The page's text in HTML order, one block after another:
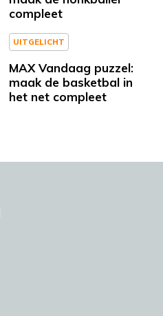
compleet
UITGELICHT
MAX Vandaag puzzel:
maak de basketbal in
het net compleet